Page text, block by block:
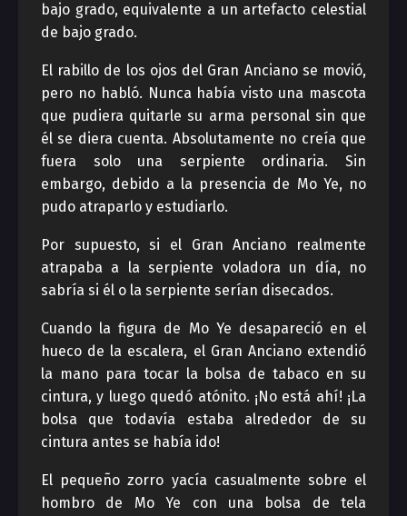
bajo grado, equivalente a un artefacto celestial
de bajo grado.
El rabillo de los ojos del Gran Anciano se movió,
pero no habló. Nunca había visto una mascota
que pudiera quitarle su arma personal sin que
él se diera cuenta. Absolutamente no creía que
fuera solo una serpiente ordinaria. Sin
embargo, debido a la presencia de Mo Ye, no
pudo atraparlo y estudiarlo.
Por supuesto, si el Gran Anciano realmente
atrapaba a la serpiente voladora un día, no
sabría si él o la serpiente serían disecados.
Cuando la figura de Mo Ye desapareció en el
hueco de la escalera, el Gran Anciano extendió
la mano para tocar la bolsa de tabaco en su
cintura, y luego quedó atónito. ¡No está ahí! ¡La
bolsa que todavía estaba alrededor de su
cintura antes se había ido!
El pequeño zorro yacía casualmente sobre el
hombro de Mo Ye con una bolsa de tela